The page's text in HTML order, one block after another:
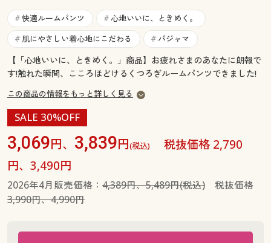
サポート
ご利用ガイド
よくある質問とお問い合わせ
よくある質問とお問い合わせ
# 快適ルームパンツ # 心地いいに、ときめく。
# 肌にやさしい着心地にこだわる # パジャマ
【「心地いいに、ときめく。」商品】お疲れさまのあなたに朗報で
す!触れた瞬間、こころほどけるくつろぎルームパンツできました!
この商品の情報をもっと詳しく見る
SALE 30%OFF
3,069円、 3,839円(税込)
税抜価格 2,790
円、3,490円
2026年4月販売価格： 4,389円、5,489円(税込)税抜価格
3,990円、4,990円